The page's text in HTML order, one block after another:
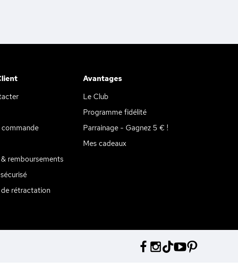
commande
remboursements
de rétractation
Avantages
Le Club
Programme fidélité
Parrainage - Gagnez 5 € !
Mes cadeaux